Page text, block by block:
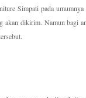
Simpati pada
akan dikirim. Namun bagi